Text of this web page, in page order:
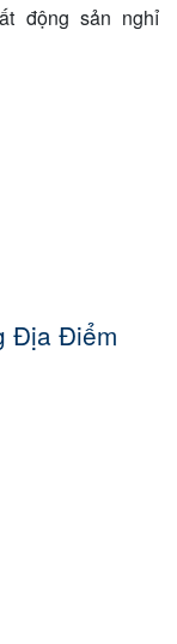
động sản nghỉ
Địa Điểm